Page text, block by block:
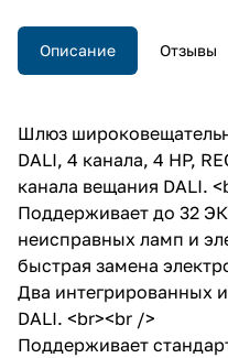
Описание Отзывы
Шлюз
DALI, 4 канала, 4 HP,
канала вещания DALI.
Поддерживает до 32
неисправных ламп и
быстрая замена
Два интегрированных
DALI. <br><br />
Поддерживает